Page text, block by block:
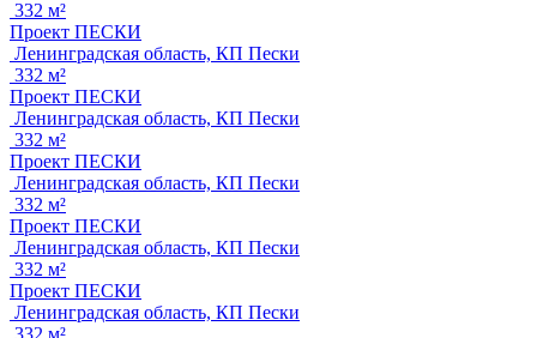
332 м²
Проект ПЕСКИ
Ленинградская область, КП Пески
332 м²
Проект ПЕСКИ
Ленинградская область, КП Пески
332 м²
Проект ПЕСКИ
Ленинградская область, КП Пески
332 м²
Проект ПЕСКИ
Ленинградская область, КП Пески
332 м²
Проект ПЕСКИ
Ленинградская область, КП Пески
332 м²